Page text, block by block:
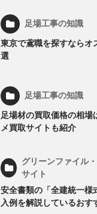
足場工事の知識
東京で鳶職を探すならオ
選
足場工事の知識
足場材の買取価格の相場
メ買取サイトも紹介
グリーンファイル
サイト
安全書類の「全建統一様
入例を解説しているおす